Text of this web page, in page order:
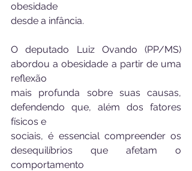
obesidade
desde a infância.
O deputado Luiz Ovando (PP/MS)
abordou a obesidade a partir de uma
reflexão
mais profunda sobre suas causas,
defendendo que, além dos fatores
físicos e
sociais, é essencial compreender os
desequilíbrios que afetam o
comportamento